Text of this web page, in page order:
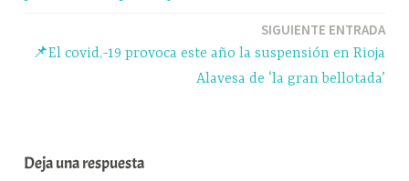
SIGUIENTE ENTRADA
📌El covid,-19 provoca este año la suspensión en Rioja
Alavesa de ‘la gran bellotada’
Deja una respuesta